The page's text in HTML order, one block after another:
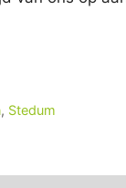
, Stedum